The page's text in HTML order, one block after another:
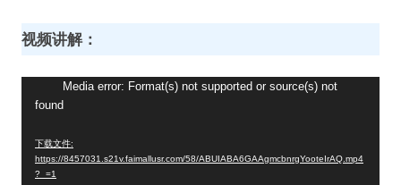
视频讲解：
Media error: Format(s) not supported or source(s) not
found
下载文件:
https://8457031.s21v.faimallusr.com/58/ABUIABA6GAAgmcbnrgYooteIrAQ.mp4
?_=1